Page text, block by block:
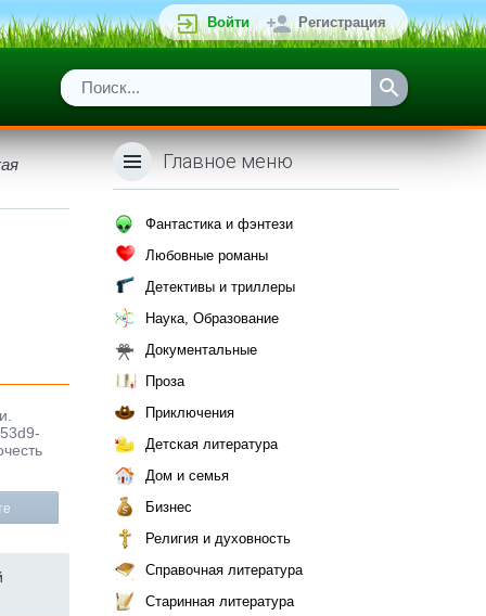
Войти Регистрация
Главное меню
Фантастика и фэнтези
Любовные романы
Детективы и триллеры
Наука, Образование
Документальные
Проза
Приключения
Детская литература
Дом и семья
Бизнес
Религия и духовность
Справочная литература
Старинная литература